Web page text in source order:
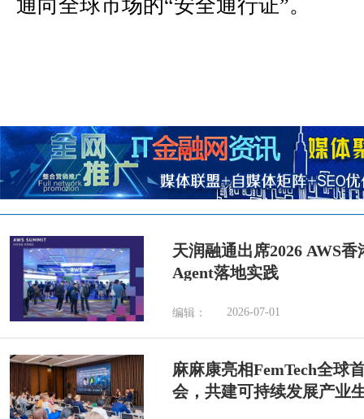
通向全球市场的“安全通行证”。
天润融通出席2026 AWS
Agent落地实践
编辑： 2026-07-01
麻麻康亮相FemTech全球
会，共建可持续发展产业